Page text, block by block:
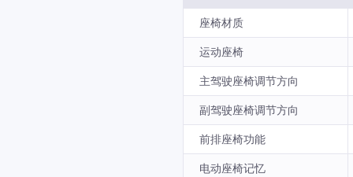
座椅材质
运动座椅
主驾驶座椅调节方向
副驾驶座椅调节方向
前排座椅功能
电动座椅记忆